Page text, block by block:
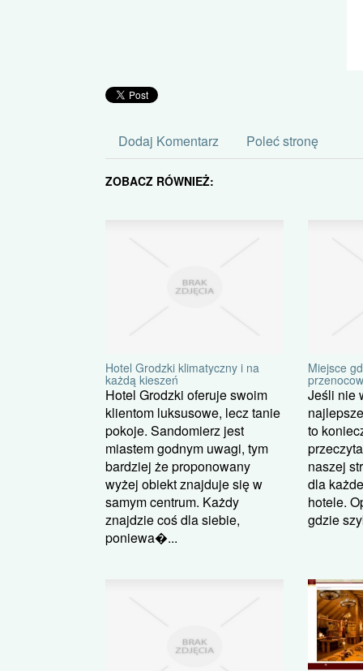
Dodaj Komentarz Poleć stronę
ZOBACZ RÓWNIEŻ:
Hotel Grodzki klimatyczny i na
każdą kieszeń
Hotel Grodzki oferuje swoim
klientom luksusowe, lecz tanie
pokoje. Sandomierz jest
miastem godnym uwagi, tym
bardziej że proponowany
wyżej obiekt znajduje się w
samym centrum. Każdy
znajdzie coś dla siebie,
poniewa�...
Miejsce
Jeśli nie
to
naszej
dla
hotele.
gdzie